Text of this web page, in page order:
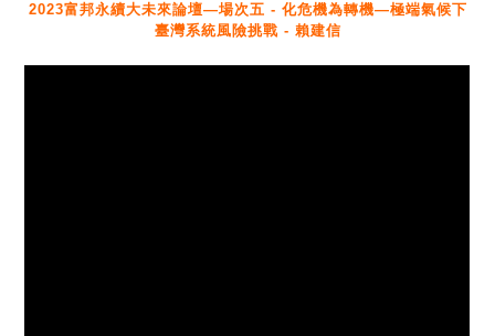
2023富邦永續大未來論壇—場次五 - 化危機為轉機—極端氣候下
臺灣系統風險挑戰 - 賴建信